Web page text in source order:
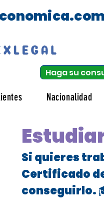
Haga su
Nacionalidad
Si quieres
Certificado
conseguirlo.